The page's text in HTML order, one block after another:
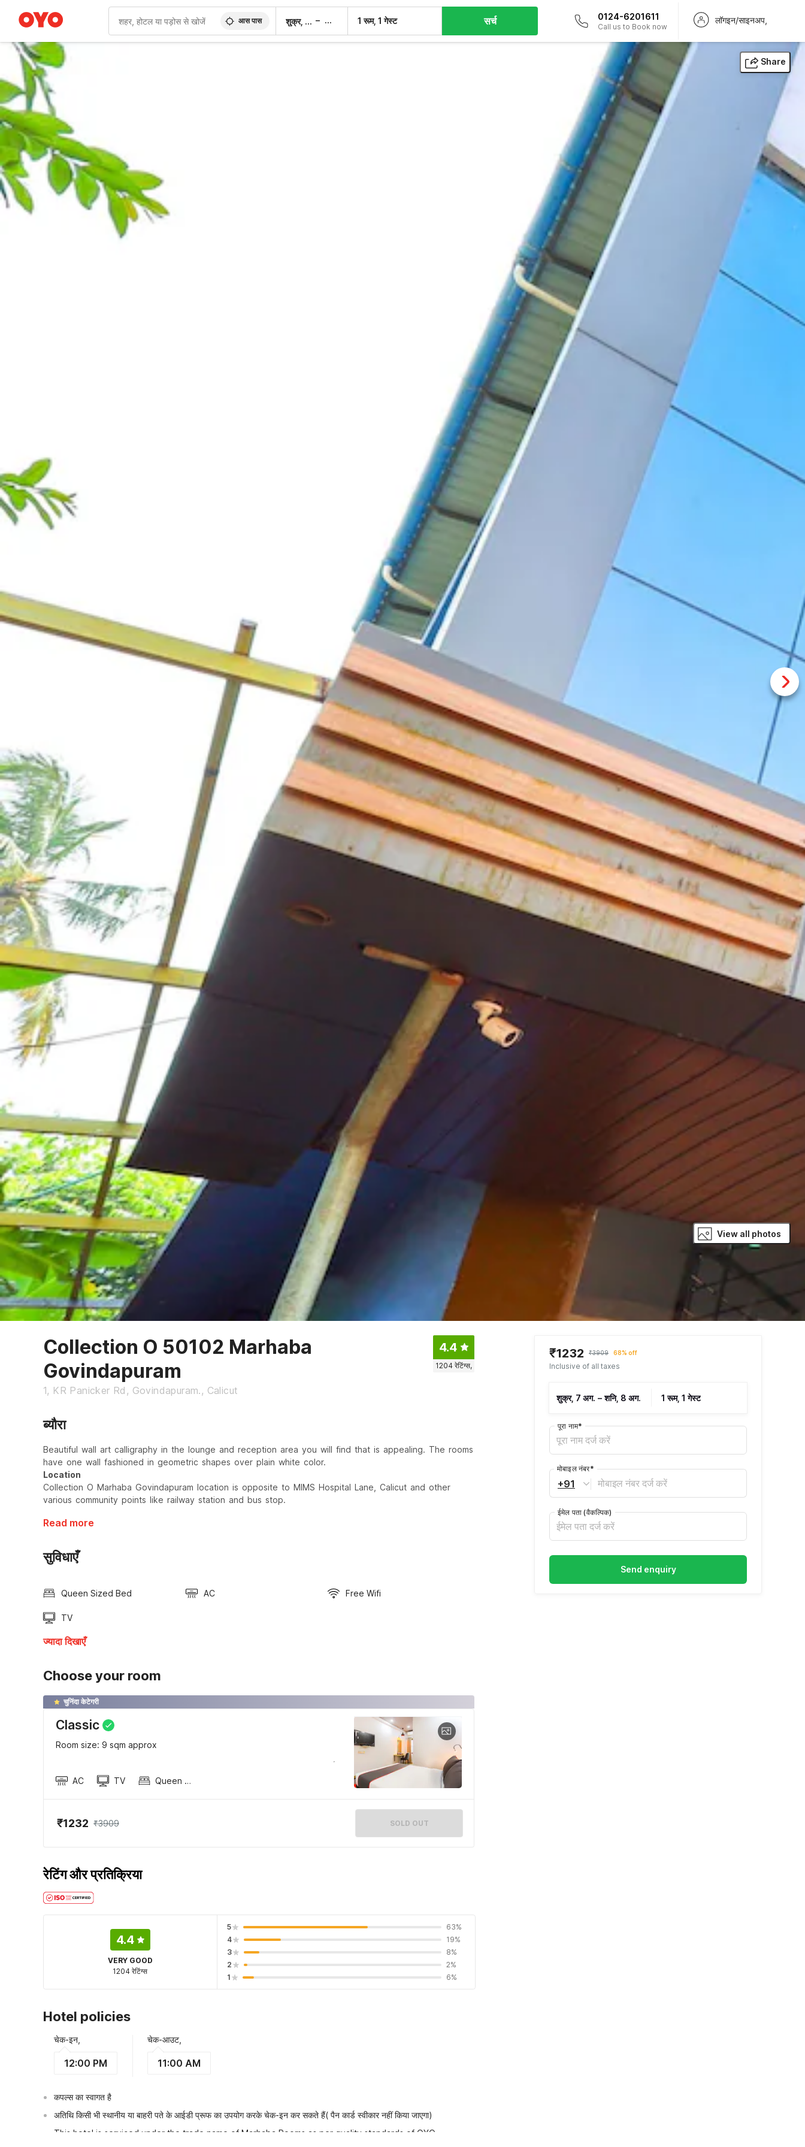
WIZARD MEMBER
आस पास शुक्र, 7 अग. – 1 रूम, 1 गेस्ट सर्च 0124-6201611
Call us to Book now
लॉगइन/साइनअप,
Share
View all photos
Collection O 50102 Marhaba
Govindapuram
1, KR Panicker Rd, Govindapuram., Calicut
4.4
1204 रेटिंग्स,
ब्यौरा
Beautiful wall art calligraphy in the lounge and reception area you will find that is appealing. The rooms
have one wall fashioned in geometric shapes over plain white color.
Location
Collection O Marhaba Govindapuram location is opposite to MIMS Hospital Lane, Calicut and other
various community points like railway station and bus stop.
Read more
सुविधाएँ
Queen Sized Bed AC Free Wifi
TV
ज्यादा दिखाएँ
Choose your room
चुनिंदा केटेगरी
Classic
Room size: 9 sqm approx
AC TV Queen Sized Bed
₹1232 ₹3909 SOLD OUT
रेटिंग और प्रतिक्रिया
4.4
VERY GOOD
1204 रेटिंग्स
5
63%
4
19%
3
8%
2
2%
1
6%
Hotel policies
चेक-इन,
12:00 PM
चेक-आउट,
11:00 AM
कपल्स का स्वागत है
अतिथि किसी भी स्थानीय या बाहरी पते के आईडी प्रूफ का उपयोग करके चेक-इन कर सकते हैं( पैन कार्ड स्वीकार नहीं किया जाएगा)
This hotel is serviced under the trade name of Marhaba Rooms as per quality standards of OYO
₹1232 ₹3909 68% off
Inclusive of all taxes
शुक्र, 7 अग. – शनि, 8 अग. 1 रूम, 1 गेस्ट
पूरा नाम*
+91
मोबाइल नंबर*
ईमेल पता (वैकल्पिक)
Send enquiry